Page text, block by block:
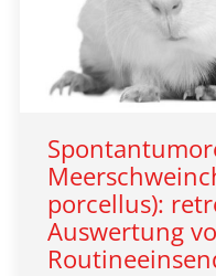
porcellus):
Auswertung